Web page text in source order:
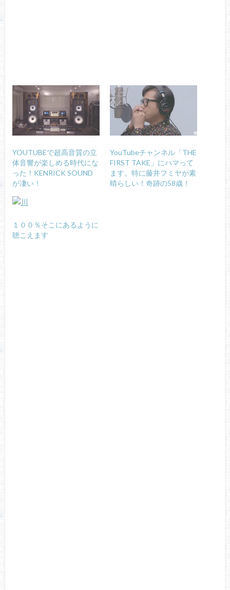
YOUTUBEで超高音質の立
体音響が楽しめる時代にな
った！KENRICK SOUND
が凄い！
YouTubeチャンネル「THE
FIRST TAKE」にハマって
ます。特に藤井フミヤが素
晴らしい！奇跡の58歳！
１００％そこにあるように
聴こえます